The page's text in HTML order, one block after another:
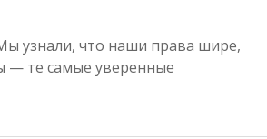
узнали, что наши права шире,
— те самые уверенные